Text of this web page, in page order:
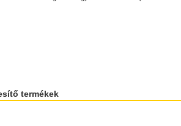
termékek